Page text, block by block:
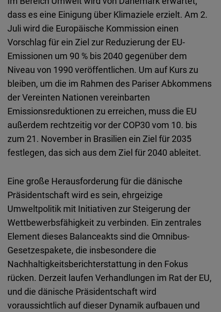
dass es eine Einigung über Klimaziele erzielt. Am 2.
Juli wird die Europäische Kommission einen
Vorschlag für ein Ziel zur Reduzierung der EU-
Emissionen um 90 % bis 2040 gegenüber dem
Niveau von 1990 veröffentlichen. Um auf Kurs zu
bleiben, um die im Rahmen des Pariser Abkommens
der Vereinten Nationen vereinbarten
Emissionsreduktionen zu erreichen, muss die EU
außerdem rechtzeitig vor der COP30 vom 10. bis
zum 21. November in Brasilien ein Ziel für 2035
festlegen, das sich aus dem Ziel für 2040 ableitet.
Eine große Herausforderung für die dänische
Präsidentschaft wird es sein, ehrgeizige
Umweltpolitik mit Initiativen zur Steigerung der
Wettbewerbsfähigkeit zu verbinden. Ein zentrales
Element dieses Balanceakts sind die Omnibus-
Gesetzespakete, die insbesondere die
Nachhaltigkeitsberichterstattung in den Fokus
rücken. Derzeit laufen Verhandlungen im Rat der EU,
und die dänische Präsidentschaft wird
voraussichtlich auf dieser Dynamik aufbauen und